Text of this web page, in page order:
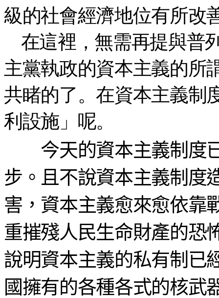
級的社會經濟地位有所改
在這裡，無需再提與普
主黨執政的資本主義的所
共睹的了。在資本主義制
利設施」呢。
今天的資本主義制度已
步。且不說資本主義制度
害，資本主義愈來愈依靠
重摧殘人民生命財產的恐
說明資本主義的私有制已
國擁有的各種各式的核武